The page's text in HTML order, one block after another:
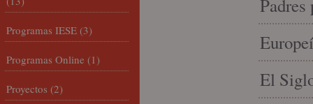
Padres
El
Programas IESE (3)
Programas Online (1)
Proyectos (2)